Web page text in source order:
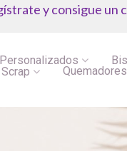
y consigue un
Scrap